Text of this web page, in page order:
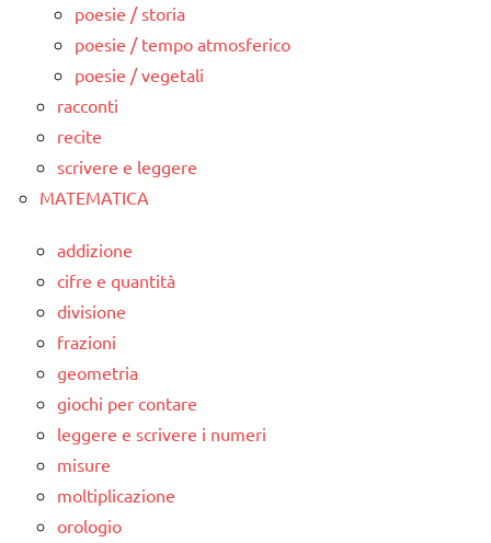
poesie / storia
poesie / tempo atmosferico
poesie / vegetali
racconti
recite
scrivere e leggere
MATEMATICA
addizione
cifre e quantità
divisione
frazioni
geometria
giochi per contare
leggere e scrivere i numeri
misure
moltiplicazione
orologio